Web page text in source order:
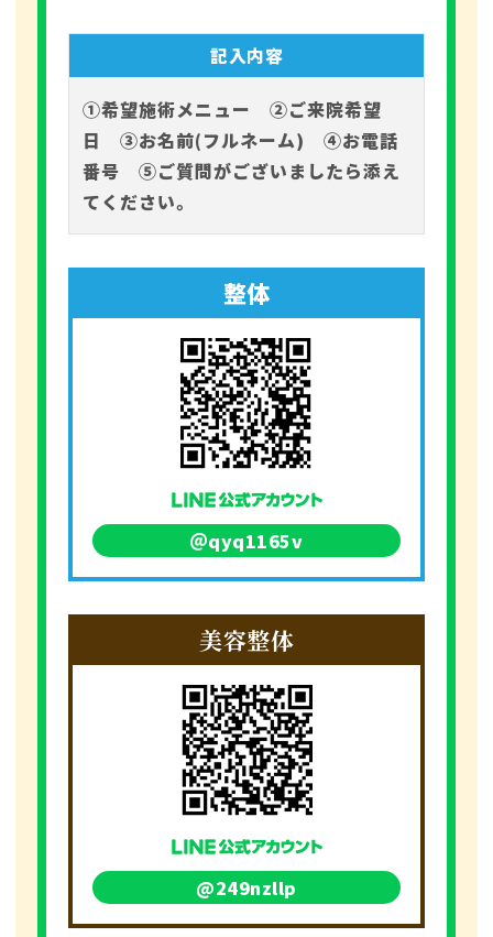
記入内容
①希望施術メニュー ②ご来院希望
日 ③お名前(フルネーム) ④お電話
番号 ⑤ご質問がございましたら添え
てください。
整体
＠qyq1165v
美容整体
@249nzllp